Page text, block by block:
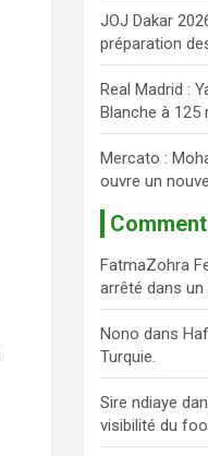
JOJ Dakar
préparation
Real Madrid :
Blanche à 125
Mercato :
ouvre un
FatmaZohra
arrêté dans un
Nono dans
Turquie.
Sire ndiaye
visibilité du